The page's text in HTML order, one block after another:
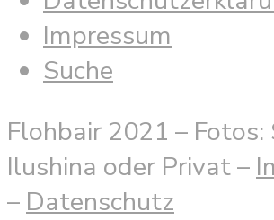
Impressum
Suche
Flohbair 2021 – Fotos:
Ilushina oder Privat –
– Datenschutz